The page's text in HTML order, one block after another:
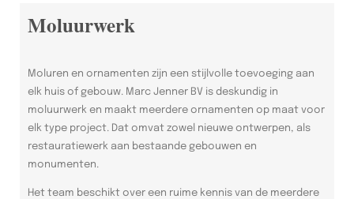
Moluurwerk
Moluren en ornamenten zijn een stijlvolle toevoeging aan
elk huis of gebouw. Marc Jenner BV is deskundig in
moluurwerk en maakt meerdere ornamenten op maat voor
elk type project. Dat omvat zowel nieuwe ontwerpen, als
restauratiewerk aan bestaande gebouwen en
monumenten.
Het team beschikt over een ruime kennis van de meerdere